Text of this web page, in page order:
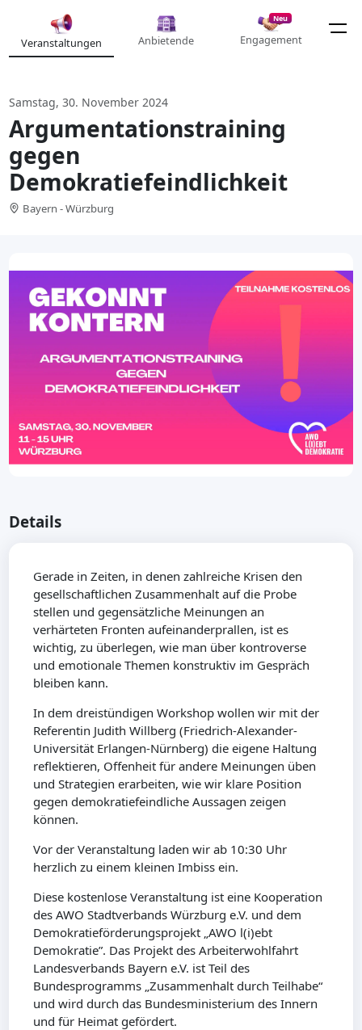
Veranstaltungen Anbietende
Neu
Engagement
Samstag, 30. November 2024
Argumentationstraining
gegen
Demokratiefeindlichkeit
Bayern - Würzburg
Details
Gerade in Zeiten, in denen zahlreiche Krisen den
gesellschaftlichen Zusammenhalt auf die Probe
stellen und gegensätzliche Meinungen an
verhärteten Fronten aufeinanderprallen, ist es
wichtig, zu überlegen, wie man über kontroverse
und emotionale Themen konstruktiv im Gespräch
bleiben kann.
In dem dreistündigen Workshop wollen wir mit der
Referentin Judith Willberg (Friedrich-Alexander-
Universität Erlangen-Nürnberg) die eigene Haltung
reflektieren, Offenheit für andere Meinungen üben
und Strategien erarbeiten, wie wir klare Position
gegen demokratiefeindliche Aussagen zeigen
können.
Vor der Veranstaltung laden wir ab 10:30 Uhr
herzlich zu einem kleinen Imbiss ein.
Diese kostenlose Veranstaltung ist eine Kooperation
des AWO Stadtverbands Würzburg e.V. und dem
Demokratieförderungsprojekt „AWO l(i)ebt
Demokratie”. Das Projekt des Arbeiterwohlfahrt
Landesverbands Bayern e.V. ist Teil des
Bundesprogramms „Zusammenhalt durch Teilhabe“
und wird durch das Bundesministerium des Innern
und für Heimat gefördert.